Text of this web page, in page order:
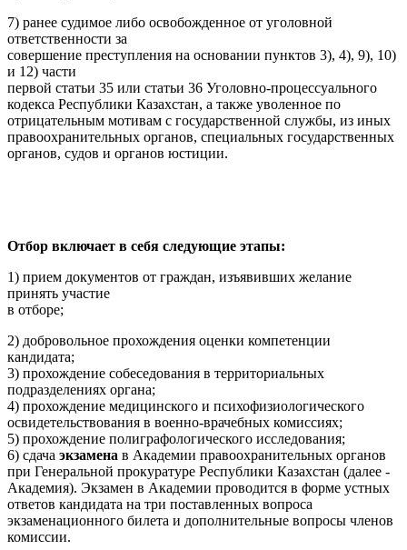
7) ранее судимое либо освобожденное от уголовной
ответственности за
совершение преступления на основании пунктов 3), 4), 9), 10)
и 12) части
первой статьи 35 или статьи 36 Уголовно-процессуального
кодекса Республики Казахстан, а также уволенное по
отрицательным мотивам с государственной службы, из иных
правоохранительных органов, специальных государственных
органов, судов и органов юстиции.
Отбор включает в себя следующие этапы:
1) прием документов от граждан, изъявивших желание
принять участие
в отборе;
2) добровольное прохождения оценки компетенции
кандидата;
3) прохождение собеседования в территориальных
подразделениях органа;
4) прохождение медицинского и психофизиологического
освидетельствования в военно-врачебных комиссиях;
5) прохождение полиграфологического исследования;
6) сдача экзамена в Академии правоохранительных органов
при Генеральной прокуратуре Республики Казахстан (далее -
Академия). Экзамен в Академии проводится в форме устных
ответов кандидата на три поставленных вопроса
экзаменационного билета и дополнительные вопросы членов
комиссии.